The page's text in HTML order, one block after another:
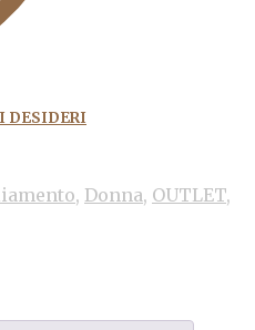
DESIDERI
, Donna, OUTLET,